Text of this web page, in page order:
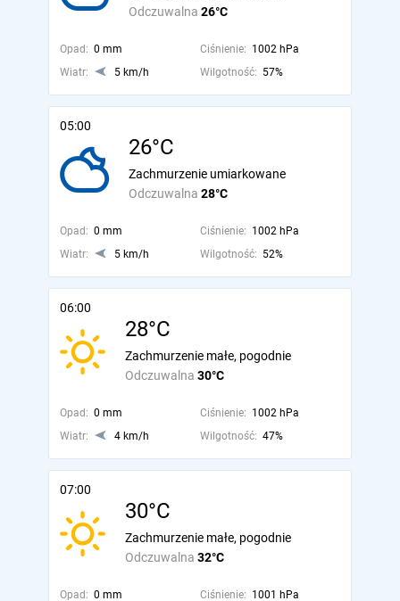
Odczuwalna 26°C
Opad: 0 mm Ciśnienie: 1002 hPa
Wiatr:
5 km/h Wilgotność: 57%
05:00
26°C
Odczuwalna 28°C
Zachmurzenie umiarkowane
Opad: 0 mm Ciśnienie: 1002 hPa
Wiatr:
5 km/h Wilgotność: 52%
06:00
28°C
Odczuwalna 30°C
Zachmurzenie małe, pogodnie
Opad: 0 mm Ciśnienie: 1002 hPa
Wiatr:
4 km/h Wilgotność: 47%
07:00
30°C
Odczuwalna 32°C
Zachmurzenie małe, pogodnie
Opad: 0 mm Ciśnienie: 1001 hPa